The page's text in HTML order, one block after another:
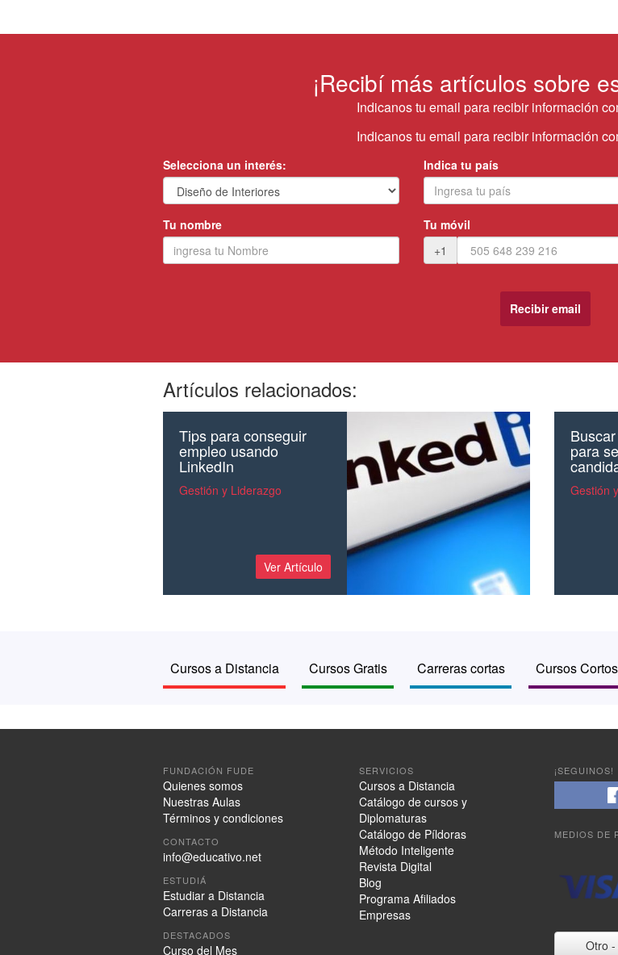
¡Recibí más artículos sobre
Indicanos tu email para recibir información
Indicanos tu email para recibir información
Selecciona un interés: Indica tu país
Tu nombre
Tu móvil
+1
Artículos relacionados:
Tips para conseguir
empleo usando
LinkedIn
Gestión y Liderazgo
Ver Artículo
para
Gestión
Cursos a Distancia Cursos Gratis Carreras cortas Cursos Cortos
FUNDACIÓN FUDE
Quienes somos
Nuestras Aulas
Términos y condiciones
CONTACTO
info@educativo.net
ESTUDIÁ
Estudiar a Distancia
Carreras a Distancia
DESTACADOS
Curso del Mes
SERVICIOS
Cursos a Distancia
Catálogo de cursos y
Diplomaturas
Catálogo de Píldoras
Método Inteligente
Revista Digital
Blog
Programa Afiliados
Empresas
¡SEGUINOS!
MEDIOS DE
Otro -